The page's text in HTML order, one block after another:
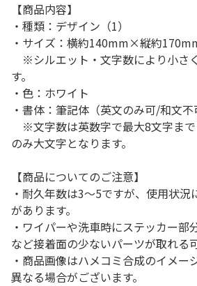
【商品内容】
・種類：デザイン（1）
・サイズ：横約140mm×縦約
※シルエット・文字数により小さ
す。
・色：ホワイト
・書体：筆記体（英文のみ可/和文不
※文字数は英数字で最大8文字まで
のみ大文字となります。
【商品についてのご注意】
・耐久年数は3～5ですが、使用状
があります。
・ワイパーや洗車時にステッカー部
など接着面の少ないパーツが取れる
・商品画像はハメコミ合成のイメー
異なる場合がございます。